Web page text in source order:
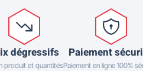
dégressifs
produit et quantités
Paiement
Paiement en ligne 100%